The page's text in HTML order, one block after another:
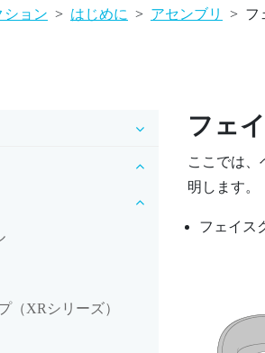
ション > はじめに > アセンブリ > フ
（XRシリーズ）
フェ
ここでは、
明します。
フェイス